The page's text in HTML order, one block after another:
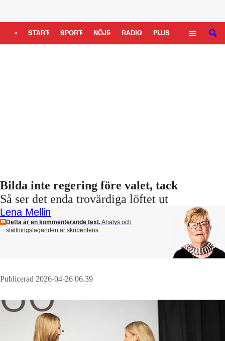
START SPORT NÖJE RADIO PLUS SÖK
Bilda inte regering före valet, tack
Så ser det enda trovärdiga löftet ut
Lena Mellin
Detta är en kommenterande text.Analys och
ställningstaganden är skribentens.
Publicerad 2026-04-26 06.39